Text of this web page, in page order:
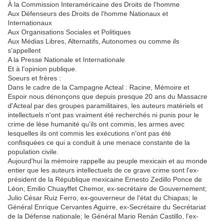
À la Commission Interaméricaine des Droits de l'homme
Aux Défenseurs des Droits de l'homme Nationaux et
Internationaux
Aux Organisations Sociales et Politiques
Aux Médias Libres, Alternatifs, Autonomes ou comme ils
s'appellent
A la Presse Nationale et Internationale
Et à l'opinion publique.
Soeurs et frères :
Dans le cadre de la Campagne Acteal : Racine, Mémoire et
Espoir nous dénonçons que depuis presque 20 ans du Massacre
d'Acteal par des groupes paramilitaires, les auteurs matériels et
intellectuels n'ont pas vraiment été recherchés ni punis pour le
crime de lèse humanité qu'ils ont commis, les armes avec
lesquelles ils ont commis les exécutions n'ont pas été
confisquées ce qui a conduit à une menace constante de la
population civile.
Aujourd'hui la mémoire rappelle au peuple mexicain et au monde
entier que les auteurs intellectuels de ce grave crime sont l'ex-
président de la République mexicaine Ernesto Zedillo Ponce de
Léon; Emilio Chuayffet Chemor, ex-secrétaire de Gouvernement;
Julio César Ruiz Ferro, ex-gouverneur de l'état du Chiapas; le
Général Enríque Cervantes Aguirre, ex-Secrétaire du Secrétariat
de la Défense nationale; le Général Mario Renán Castillo, l'ex-